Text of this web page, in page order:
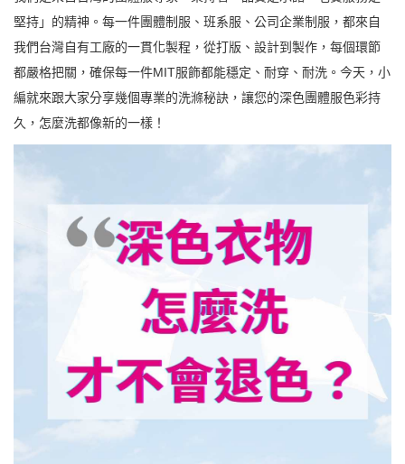
堅持」的精神。每一件團體制服、班系服、公司企業制服，都來自
我們台灣自有工廠的一貫化製程，從打版、設計到製作，每個環節
都嚴格把關，確保每一件MIT服飾都能穩定、耐穿、耐洗。今天，小
編就來跟大家分享幾個專業的洗滌秘訣，讓您的深色團體服色彩持
久，怎麼洗都像新的一樣！